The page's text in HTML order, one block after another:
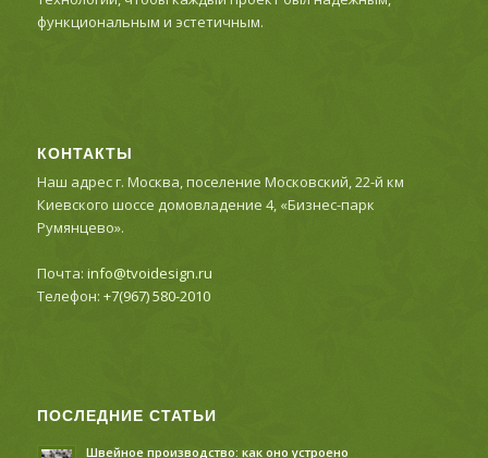
функциональным и эстетичным.
КОНТАКТЫ
Наш адрес г. Москва, поселение Московский, 22-й км
Киевского шоссе домовладение 4, «Бизнес-парк
Румянцево».
Почта: info@tvoidesign.ru
Телефон: +7(967) 580-2010
ПОСЛЕДНИЕ СТАТЬИ
Швейное производство: как оно устроено